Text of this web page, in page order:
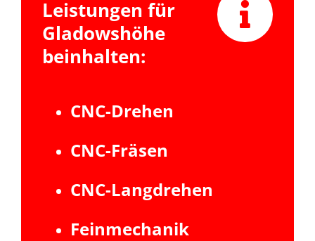
Leistungen für
Gladowshöhe
beinhalten:
CNC-Drehen
CNC-Fräsen
CNC-Langdrehen
Feinmechanik